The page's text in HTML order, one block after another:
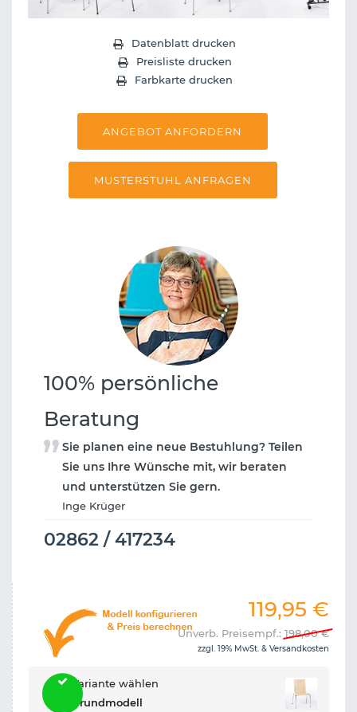
Next
Datenblatt drucken
Preisliste drucken
Farbkarte drucken
ANGEBOT ANFORDERN
MUSTERSTUHL ANFRAGEN
100% persönliche
Beratung
Sie planen eine neue Bestuhlung? Teilen
Sie uns Ihre Wünsche mit, wir beraten
und unterstützen Sie gern.
Inge Krüger
02862 / 417234
119,95 €
Unverb. Preisempf.: 198,00€
zzgl. 19% MwSt. & Versandkosten
Variante wählen
Grundmodell